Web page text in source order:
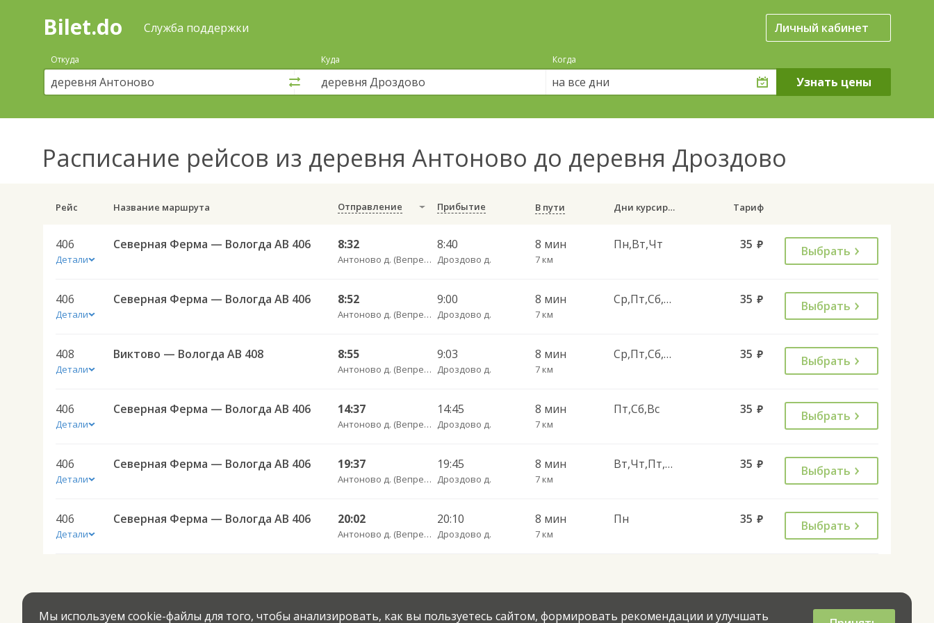
Поиск
покупка
билетов
автобус
онлайн
Bilet.do Служба поддержки Личный кабинет
Откуда Куда Когда
на все дни
Расписание рейсов из деревня Антоново до деревня Дроздово
Рейс Название маршрута Отправление Прибытие В пути Дни курсирования Тариф
406
Детали
Северная Ферма — Вологда АВ 406 8:32
Антоново д. (Вепревский сельсовет)
8:40
Дроздово д.
8 мин
7 км
Пн,Вт,Чт 35 руб. Выбрать
406
Детали
Северная Ферма — Вологда АВ 406 8:52
Антоново д. (Вепревский сельсовет)
9:00
Дроздово д.
8 мин
7 км
Ср,Пт,Сб,Вс 35 руб. Выбрать
408
Детали
Виктово — Вологда АВ 408 8:55
Антоново д. (Вепревский сельсовет)
9:03
Дроздово д.
8 мин
7 км
Ср,Пт,Сб,Вс 35 руб. Выбрать
406
Детали
Северная Ферма — Вологда АВ 406 14:37
Антоново д. (Вепревский сельсовет)
14:45
Дроздово д.
8 мин
7 км
Пт,Сб,Вс 35 руб. Выбрать
406
Детали
Северная Ферма — Вологда АВ 406 19:37
Антоново д. (Вепревский сельсовет)
19:45
Дроздово д.
8 мин
7 км
Вт,Чт,Пт,Вс 35 руб. Выбрать
406
Детали
Северная Ферма — Вологда АВ 406 20:02
Антоново д. (Вепревский сельсовет)
20:10
Дроздово д.
8 мин
7 км
Пн 35 руб. Выбрать
Мы используем cookie-файлы для того, чтобы анализировать, как вы пользуетесь сайтом, формировать рекомендации и улучшать